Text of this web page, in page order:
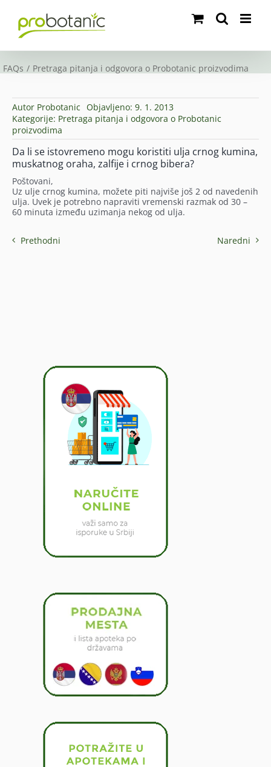
content
FAQs Pretraga pitanja i odgovora o Probotanic proizvodima
Autor Probotanic Objavljeno: 9. 1. 2013
Kategorije: Pretraga pitanja i odgovora o Probotanic
proizvodima
Da li se istovremeno mogu koristiti ulja crnog kumina,
muskatnog oraha, zalfije i crnog bibera?
Poštovani,
Uz ulje crnog kumina, možete piti najviše još 2 od navedenih
ulja. Uvek je potrebno napraviti vremenski razmak od 30 –
60 minuta između uzimanja nekog od ulja.
Prethodni Naredni